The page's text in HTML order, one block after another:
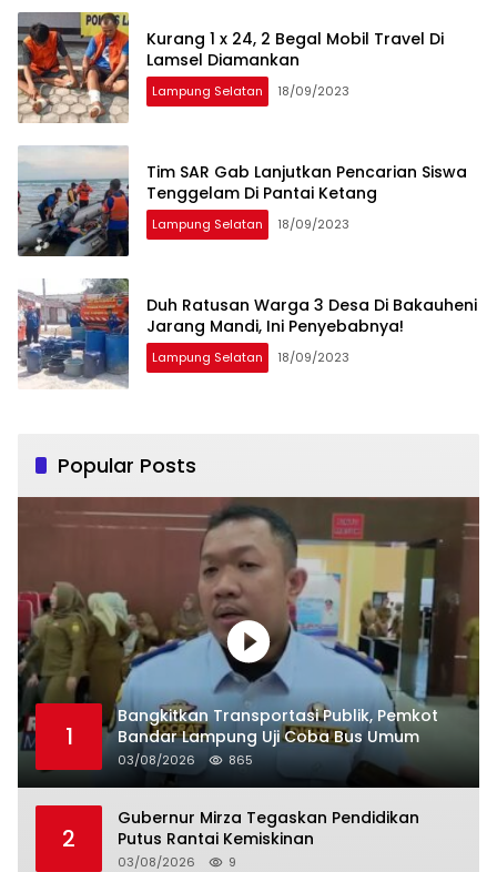
Kurang 1 x 24, 2 Begal Mobil Travel Di
Lamsel Diamankan
Lampung Selatan 18/09/2023
Tim SAR Gab Lanjutkan Pencarian Siswa
Tenggelam Di Pantai Ketang
Lampung Selatan 18/09/2023
Duh Ratusan Warga 3 Desa Di Bakauheni
Jarang Mandi, Ini Penyebabnya!
Lampung Selatan 18/09/2023
Popular Posts
1
Bangkitkan Transportasi Publik, Pemkot
Bandar Lampung Uji Coba Bus Umum
03/08/2026 865
2
Gubernur Mirza Tegaskan Pendidikan
Putus Rantai Kemiskinan
03/08/2026 9